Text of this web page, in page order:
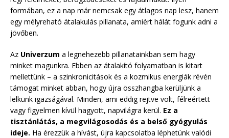
formában, ez a nap már nemcsak egy átlagos nap lesz, hanem
egy mélyreható átalakulás pillanata, amiért hálát fogunk adni a
jövőben.
Az Univerzum a legnehezebb pillanatainkban sem hagy
minket magunkra. Ebben az átalakító folyamatban is kitart
mellettünk – a szinkronicitások és a kozmikus energiák révén
támogat minket abban, hogy újra összhangba kerüljünk a
lelkünk igazságával. Minden, ami eddig rejtve volt, félreértett
vagy figyelmen kívül hagyott, napvilágra kerül. Ez a
tisztánlátás, a megvilágosodás és a belső gyógyulás
ideje. Ha érezzük a hívást, újra kapcsolatba léphetünk valódi